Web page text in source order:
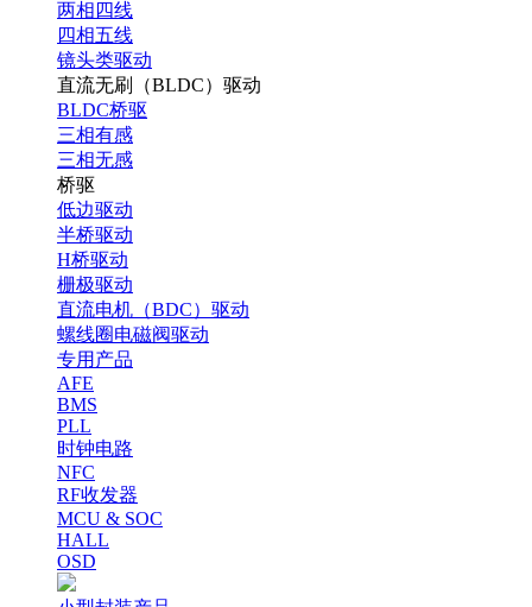
两相四线
四相五线
镜头类驱动
直流无刷（BLDC）驱动
BLDC桥驱
三相有感
三相无感
桥驱
低边驱动
半桥驱动
H桥驱动
栅极驱动
直流电机（BDC）驱动
螺线圈电磁阀驱动
专用产品
AFE
BMS
PLL
时钟电路
NFC
RF收发器
MCU & SOC
HALL
OSD